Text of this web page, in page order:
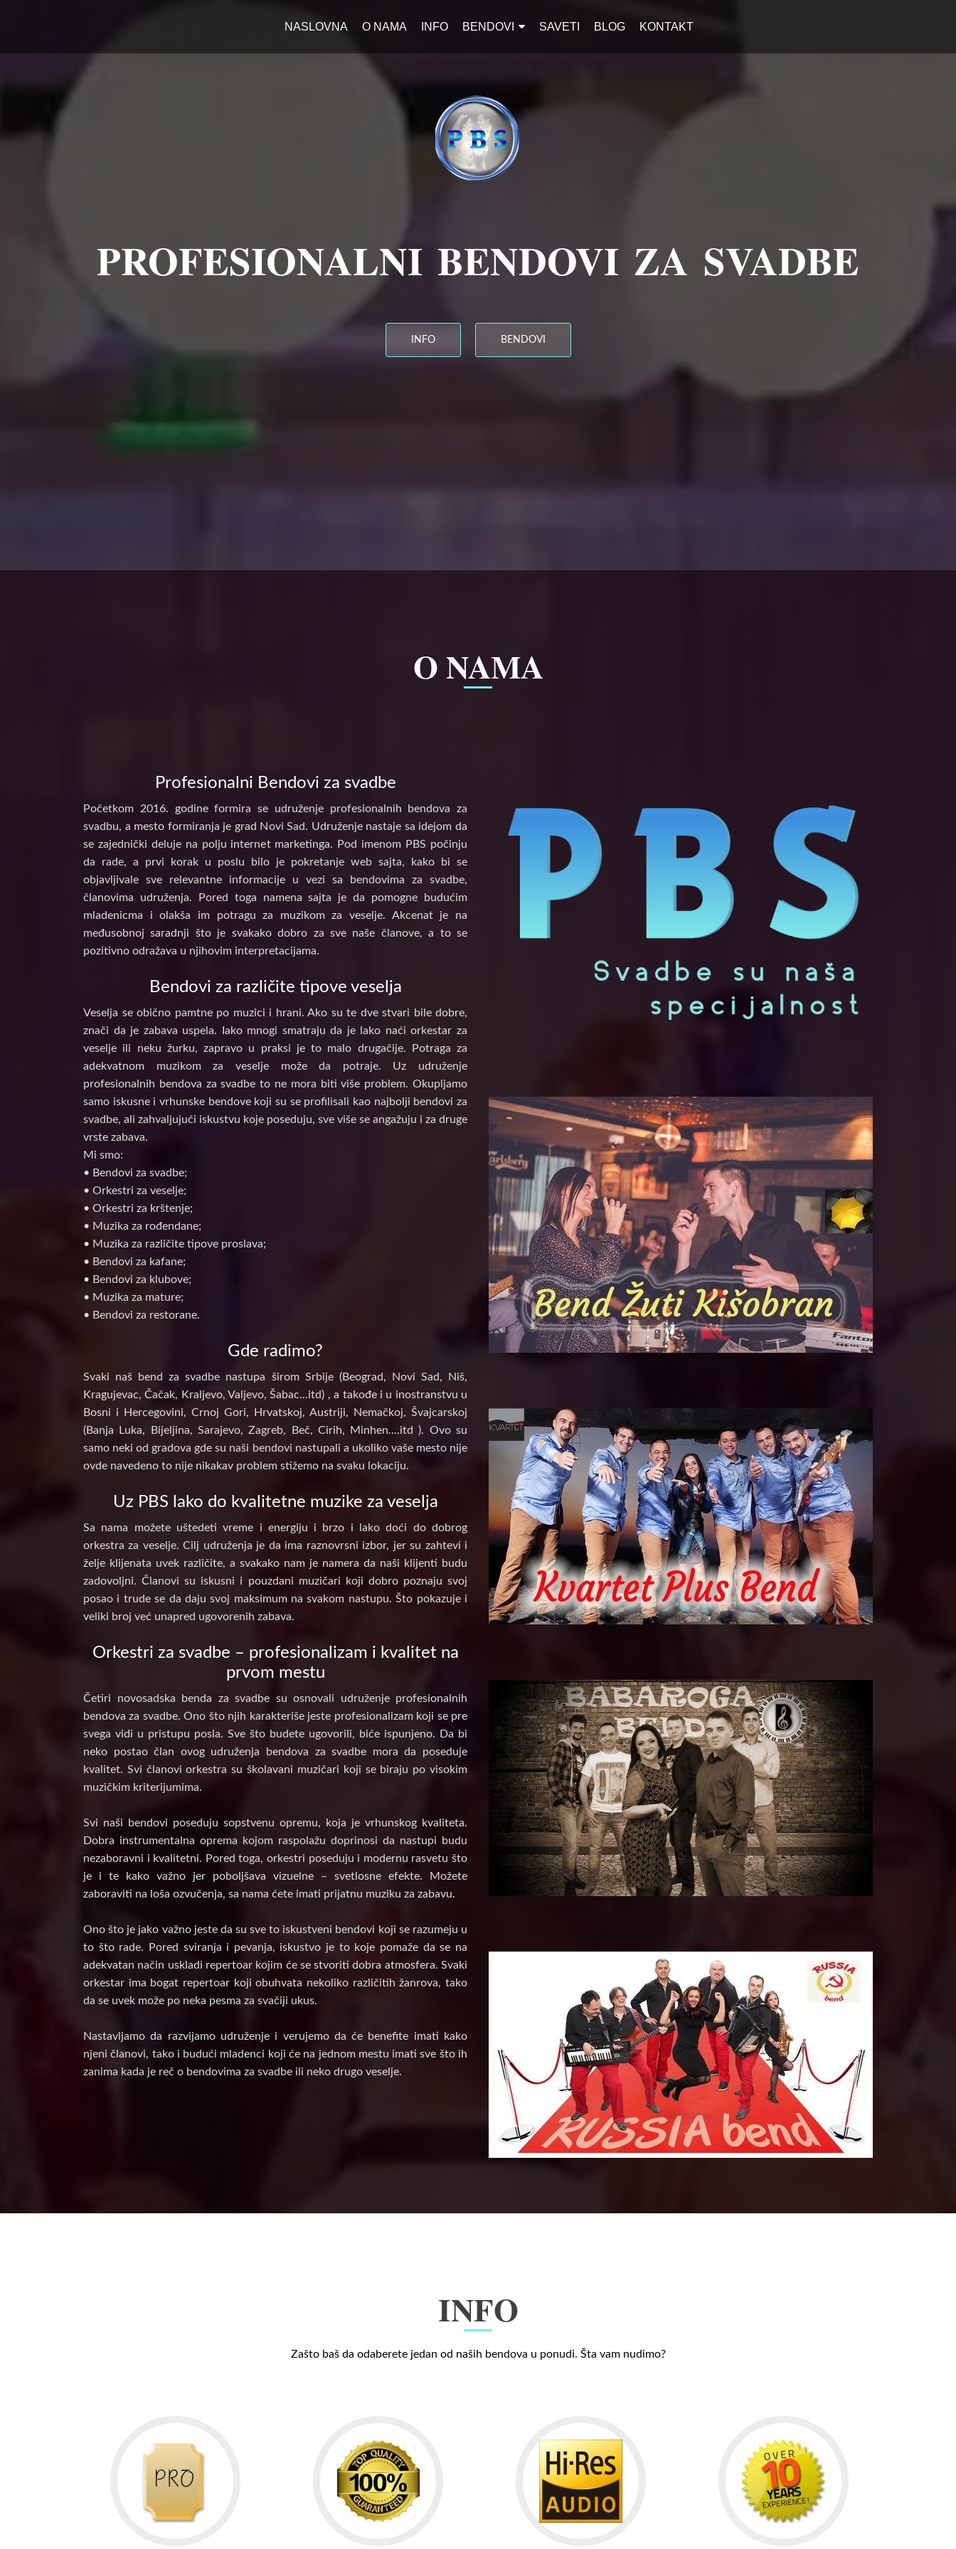
NASLOVNA O NAMA INFO BENDOVI SAVETI BLOG KONTAKT
PROFESIONALNI BENDOVI ZA SVADBE
INFO BENDOVI
O NAMA
Profesionalni Bendovi za svadbe
Početkom 2016. godine formira se udruženje profesionalnih bendova za
svadbu, a mesto formiranja je grad Novi Sad. Udruženje nastaje sa idejom da
se zajednički deluje na polju internet marketinga. Pod imenom PBS počinju
da rade, a prvi korak u poslu bilo je pokretanje web sajta, kako bi se
objavljivale sve relevantne informacije u vezi sa bendovima za svadbe,
članovima udruženja. Pored toga namena sajta je da pomogne budućim
mladenicma i olakša im potragu za muzikom za veselje. Akcenat je na
međusobnoj saradnji što je svakako dobro za sve naše članove, a to se
pozitivno odražava u njihovim interpretacijama.
Bendovi za različite tipove veselja
Veselja se obično pamtne po muzici i hrani. Ako su te dve stvari bile dobre,
znači da je zabava uspela. Iako mnogi smatraju da je lako naći orkestar za
veselje ili neku žurku, zapravo u praksi je to malo drugačije. Potraga za
adekvatnom muzikom za veselje može da potraje. Uz udruženje
profesionalnih bendova za svadbe to ne mora biti više problem. Okupljamo
samo iskusne i vrhunske bendove koji su se profilisali kao najbolji bendovi za
svadbe, ali zahvaljujući iskustvu koje poseduju, sve više se angažuju i za druge
vrste zabava.
Mi smo:
• Bendovi za svadbe;
• Orkestri za veselje;
• Orkestri za krštenje;
• Muzika za rođendane;
• Muzika za različite tipove proslava;
• Bendovi za kafane;
• Bendovi za klubove;
• Muzika za mature;
• Bendovi za restorane.
Gde radimo?
Svaki naš bend za svadbe nastupa širom Srbije (Beograd, Novi Sad, Niš,
Kragujevac, Čačak, Kraljevo, Valjevo, Šabac...itd) , a takođe i u inostranstvu u
Bosni i Hercegovini, Crnoj Gori, Hrvatskoj, Austriji, Nemačkoj, Švajcarskoj
(Banja Luka, Bijeljina, Sarajevo, Zagreb, Beč, Cirih, Minhen....itd ). Ovo su
samo neki od gradova gde su naši bendovi nastupali a ukoliko vaše mesto nije
ovde navedeno to nije nikakav problem stižemo na svaku lokaciju.
Uz PBS lako do kvalitetne muzike za veselja
Sa nama možete uštedeti vreme i energiju i brzo i lako doći do dobrog
orkestra za veselje. Cilj udruženja je da ima raznovrsni izbor, jer su zahtevi i
želje klijenata uvek različite, a svakako nam je namera da naši klijenti budu
zadovoljni. Članovi su iskusni i pouzdani muzičari koji dobro poznaju svoj
posao i trude se da daju svoj maksimum na svakom nastupu. Što pokazuje i
veliki broj već unapred ugovorenih zabava.
Orkestri za svadbe – profesionalizam i kvalitet na
prvom mestu
Četiri novosadska benda za svadbe su osnovali udruženje profesionalnih
bendova za svadbe. Ono što njih karakteriše jeste profesionalizam koji se pre
svega vidi u pristupu posla. Sve što budete ugovorili, biće ispunjeno. Da bi
neko postao član ovog udruženja bendova za svadbe mora da poseduje
kvalitet. Svi članovi orkestra su školavani muzičari koji se biraju po visokim
muzičkim kriterijumima.
Svi naši bendovi poseduju sopstvenu opremu, koja je vrhunskog kvaliteta.
Dobra instrumentalna oprema kojom raspolažu doprinosi da nastupi budu
nezaboravni i kvalitetni. Pored toga, orkestri poseduju i modernu rasvetu što
je i te kako važno jer poboljšava vizuelne – svetlosne efekte. Možete
zaboraviti na loša ozvučenja, sa nama ćete imati prijatnu muziku za zabavu.
Ono što je jako važno jeste da su sve to iskustveni bendovi koji se razumeju u
to što rade. Pored sviranja i pevanja, iskustvo je to koje pomaže da se na
adekvatan način uskladi repertoar kojim će se stvoriti dobra atmosfera. Svaki
orkestar ima bogat repertoar koji obuhvata nekoliko različitih žanrova, tako
da se uvek može po neka pesma za svačiji ukus.
Nastavljamo da razvijamo udruženje i verujemo da će benefite imati kako
njeni članovi, tako i budući mladenci koji će na jednom mestu imati sve što ih
zanima kada je reč o bendovima za svadbe ili neko drugo veselje.
INFO
Zašto baš da odaberete jedan od naših bendova u ponudi. Šta vam nudimo?